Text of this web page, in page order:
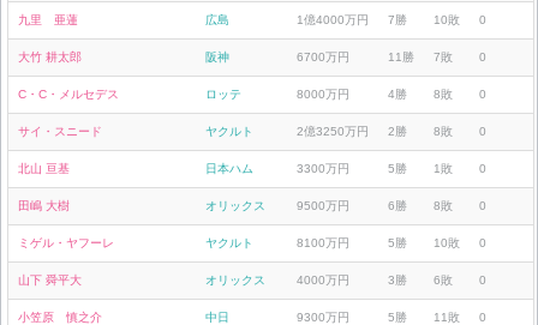
九里 亜蓮 広島 1億4000万円 7勝 10敗 0
大竹 耕太郎 阪神 6700万円 11勝 7敗 0
C・C・メルセデス ロッテ 8000万円 4勝 8敗 0
サイ・スニード ヤクルト 2億3250万円 2勝 8敗 0
北山 亘基 日本ハム 3300万円 5勝 1敗 0
田嶋 大樹 オリックス 9500万円 6勝 8敗 0
ミゲル・ヤフーレ ヤクルト 8100万円 5勝 10敗 0
山下 舜平大 オリックス 4000万円 3勝 6敗 0
小笠原 慎之介 中日 9300万円 5勝 11敗 0